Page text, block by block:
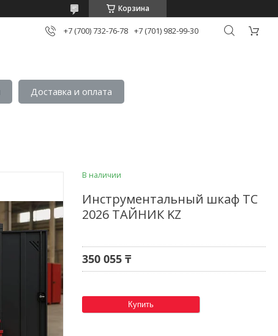
Корзина
+7 (700) 732-76-78 +7 (701) 982-99-30
Доставка и оплата
В наличии
Инструментальный шкаф TC
2026 ТАЙНИК KZ
350 055 ₸
Купить